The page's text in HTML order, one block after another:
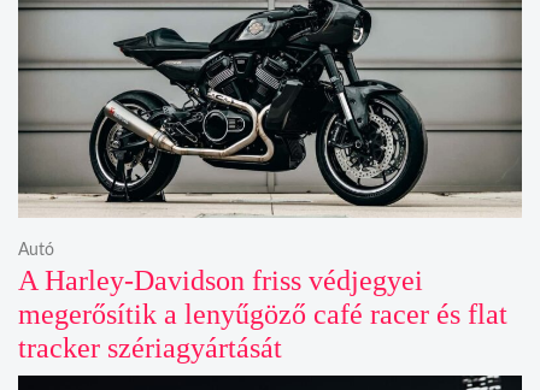
A Harley-Davidson friss védjegyei
megerősítik a lenyűgöző café racer és flat
tracker szériagyártását
Autó